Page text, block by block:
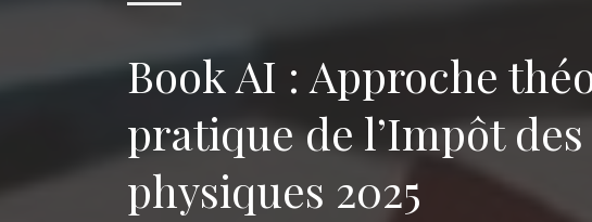
Book AI : Approche
pratique de l’Impôt
physiques 2025